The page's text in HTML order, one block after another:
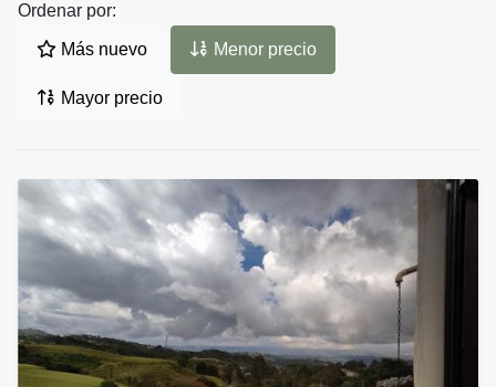
Ordenar por:
Más nuevo Menor precio
Mayor precio